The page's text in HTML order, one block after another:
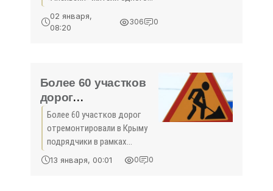
«Общество»
электроэнергии, перекрыли
02 января,
08:20
306 0
Более 60 участков
дорог
отремонтировали в
Крыму по гарантии
в 2023 году -
«Общество Крыма»
Более 60 участков дорог
отремонтировали в Крыму
подрядчики в рамках
выполнения гарантийных
обязательств в 2023 году, об
13 января, 00:01 0 0